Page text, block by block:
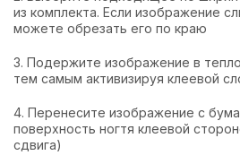
из комплекта. Если изображение
можете обрезать его по краю
3. Подержите изображение в
тем самым активизируя клеевой
4. Перенесите изображение с
поверхность ногтя клеевой
сдвига)